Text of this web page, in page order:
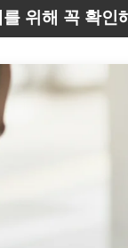
위해 꼭 확인